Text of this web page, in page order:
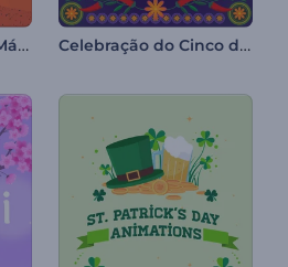
Convite para Festa Mágica de Halloween Celebração do Cinco de Mayo